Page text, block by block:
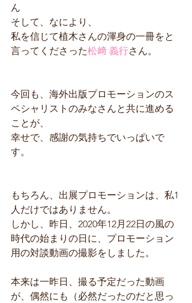
ん
そして、なにより、
私を信じて植木さんの渾身の一冊をと
言ってくださった松﨑 義行さん。
今回も、海外出版プロモーションのス
ペシャリストのみなさんと共に進める
ことが、
幸せで、感謝の気持ちでいっぱいで
す。
もちろん、出展プロモーションは、私1
人だけではありません。
しかし、昨日、2020年12月22日の風の
時代の始まりの日に、プロモーション
用の対談動画の撮影をしました。
本来は一昨日、撮る予定だった動画
が、偶然にも（必然だったのだと思っ